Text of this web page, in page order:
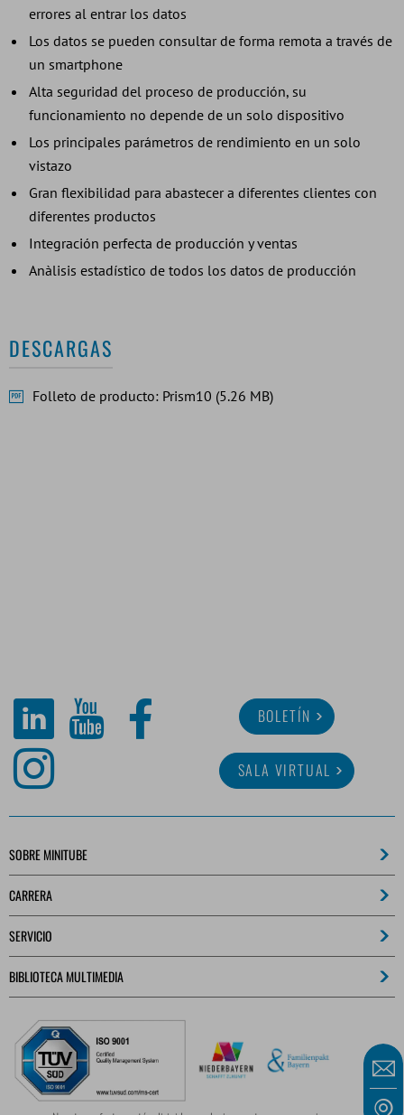
errores al entrar los datos
Los datos se pueden consultar de forma remota a través de
un smartphone
Alta seguridad del proceso de producción, su
funcionamiento no depende de un solo dispositivo
Los principales parámetros de rendimiento en un solo
vistazo
Gran flexibilidad para abastecer a diferentes clientes con
diferentes productos
Integración perfecta de producción y ventas
Anàlisis estadístico de todos los datos de producción
DESCARGAS
Folleto de producto: Prism10 (5.26 MB)
BOLETÍN
SALA VIRTUAL
SOBRE MINITUBE
CARRERA
SERVICIO
BIBLIOTECA MULTIMEDIA